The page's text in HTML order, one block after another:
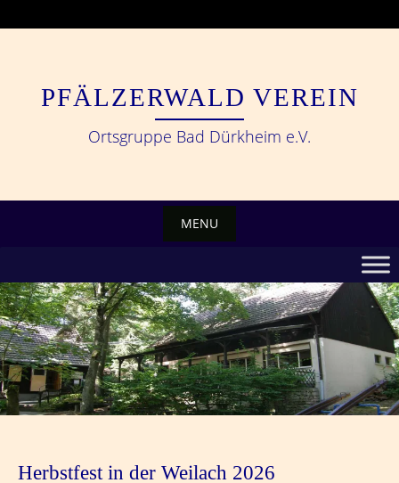
PFÄLZERWALD VEREIN
Ortsgruppe Bad Dürkheim e.V.
MENU
Herbstfest in der Weilach 2026